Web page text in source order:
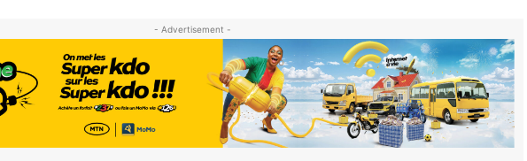
- Advertisement -